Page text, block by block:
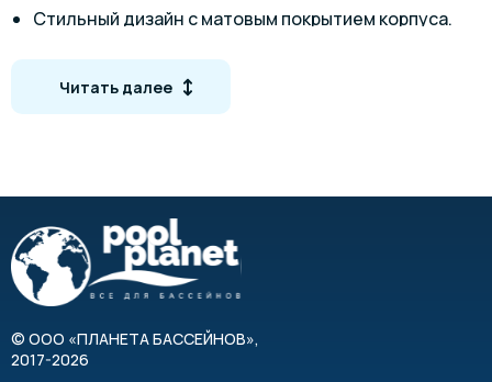
Стильный дизайн с матовым покрытием корпуса.
габаритов конкретной модели.
Максимальная температура - 45оС.
Технические характеристики
Модель
Максимальное рабочее давление, бар
Максимальная температура воды, °C
Читать далее
© ООО «ПЛАНЕТА БАССЕЙНОВ»,
2017-2026